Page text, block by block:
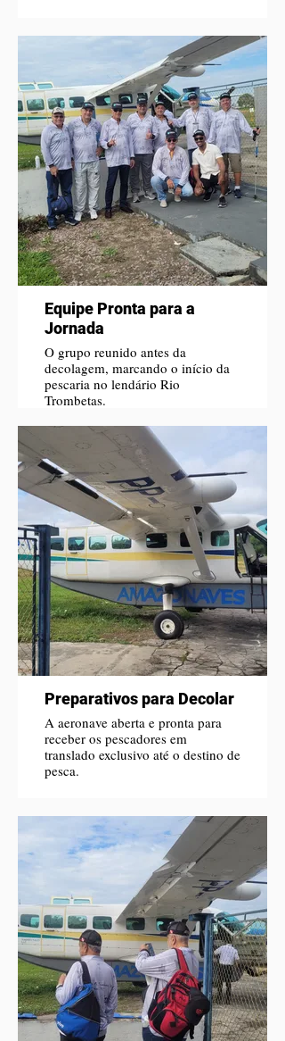
Equipe Pronta para a
Jornada
O grupo reunido antes da
decolagem, marcando o início da
pescaria no lendário Rio
Trombetas.
Preparativos para Decolar
A aeronave aberta e pronta para
receber os pescadores em
translado exclusivo até o destino de
pesca.